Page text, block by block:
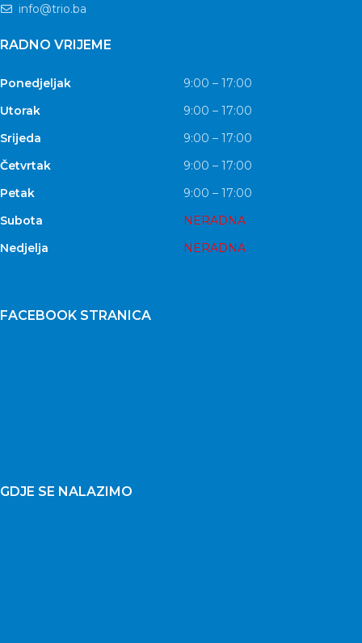
info@trio.ba
RADNO VRIJEME
Ponedjeljak
9:00 – 17:00
Utorak
9:00 – 17:00
Srijeda
9:00 – 17:00
Četvrtak
9:00 – 17:00
Petak
9:00 – 17:00
Subota
NERADNA
Nedjelja
NERADNA
FACEBOOK STRANICA
GDJE SE NALAZIMO